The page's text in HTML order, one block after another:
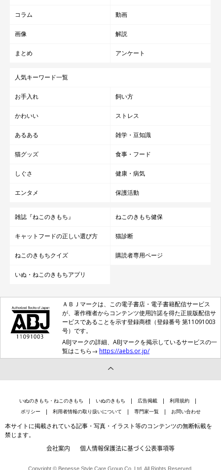
コラム 動画
画像 解説
まとめ アンケート
人気キーワード一覧
お手入れ 飼い方
かわいい ストレス
あるある 雑学・豆知識
猫グッズ 食事・フード
しぐさ 健康・病気
エンタメ 保護活動
雑誌『ねこのきもち』 ねこのきもち健保
キャットフードの正しい選び方 猫診断
ねこのきもちクイズ 購読者専用ページ
いぬ・ねこのきもちアプリ
ＡＢＪマークは、この電子書店・電子書籍配信サービス
が、著作権者からコンテンツ使用許諾を得た正規版配信サ
ービスであることを示す登録商標（登録番号 第11091003
号）です。
ABJマークの詳細、ABJマークを掲示しているサービスの一
覧はこちら→ https://aebs.or.jp/
いぬのきもち・ねこのきもち いぬのきもち 広告掲載
利用規約
ポリシー
利用者情報の取り扱いについて 専門家一覧 お問い合わせ
本サイトに掲載されている記事・写真・イラスト等のコンテンツの無断転載を
禁じます。
会社案内 個人情報保護法に基づく公表事項等
Copyright © Benesse Style Care Group Co.,Ltd. All Rights Reserved.